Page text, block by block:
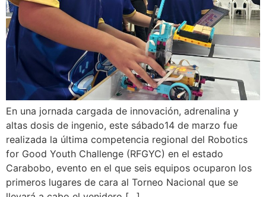
En una jornada cargada de innovación, adrenalina y
altas dosis de ingenio, este sábado14 de marzo fue
realizada la última competencia regional del Robotics
for Good Youth Challenge (RFGYC) en el estado
Carabobo, evento en el que seis equipos ocuparon los
primeros lugares de cara al Torneo Nacional que se